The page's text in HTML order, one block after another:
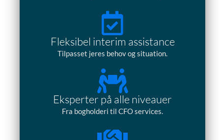
Fleksibel interim assistance
Tilpasset jeres behov og situation.
Eksperter på alle niveauer
Fra bogholderi til CFO services.